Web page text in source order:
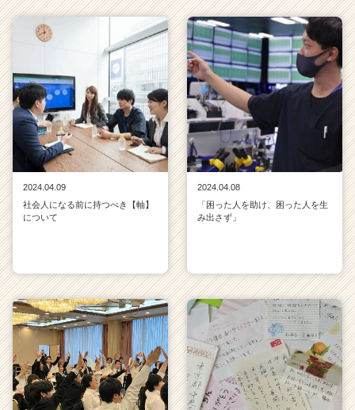
2024.04.09
社会人になる前に持つべき【軸】
について
2024.04.08
「困った人を助け、困った人を生
み出さず」